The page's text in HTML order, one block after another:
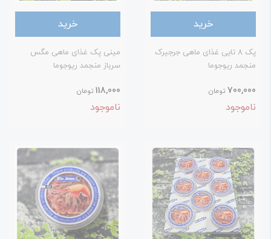
خرید
پک 8 تایی غذای ماهی جرجیرک
ریوجوما
تومان
خرید
مینی پک غذای ماهی مگس
سرباز منجمد ریوجوما
118,000 تومان
ناموجود